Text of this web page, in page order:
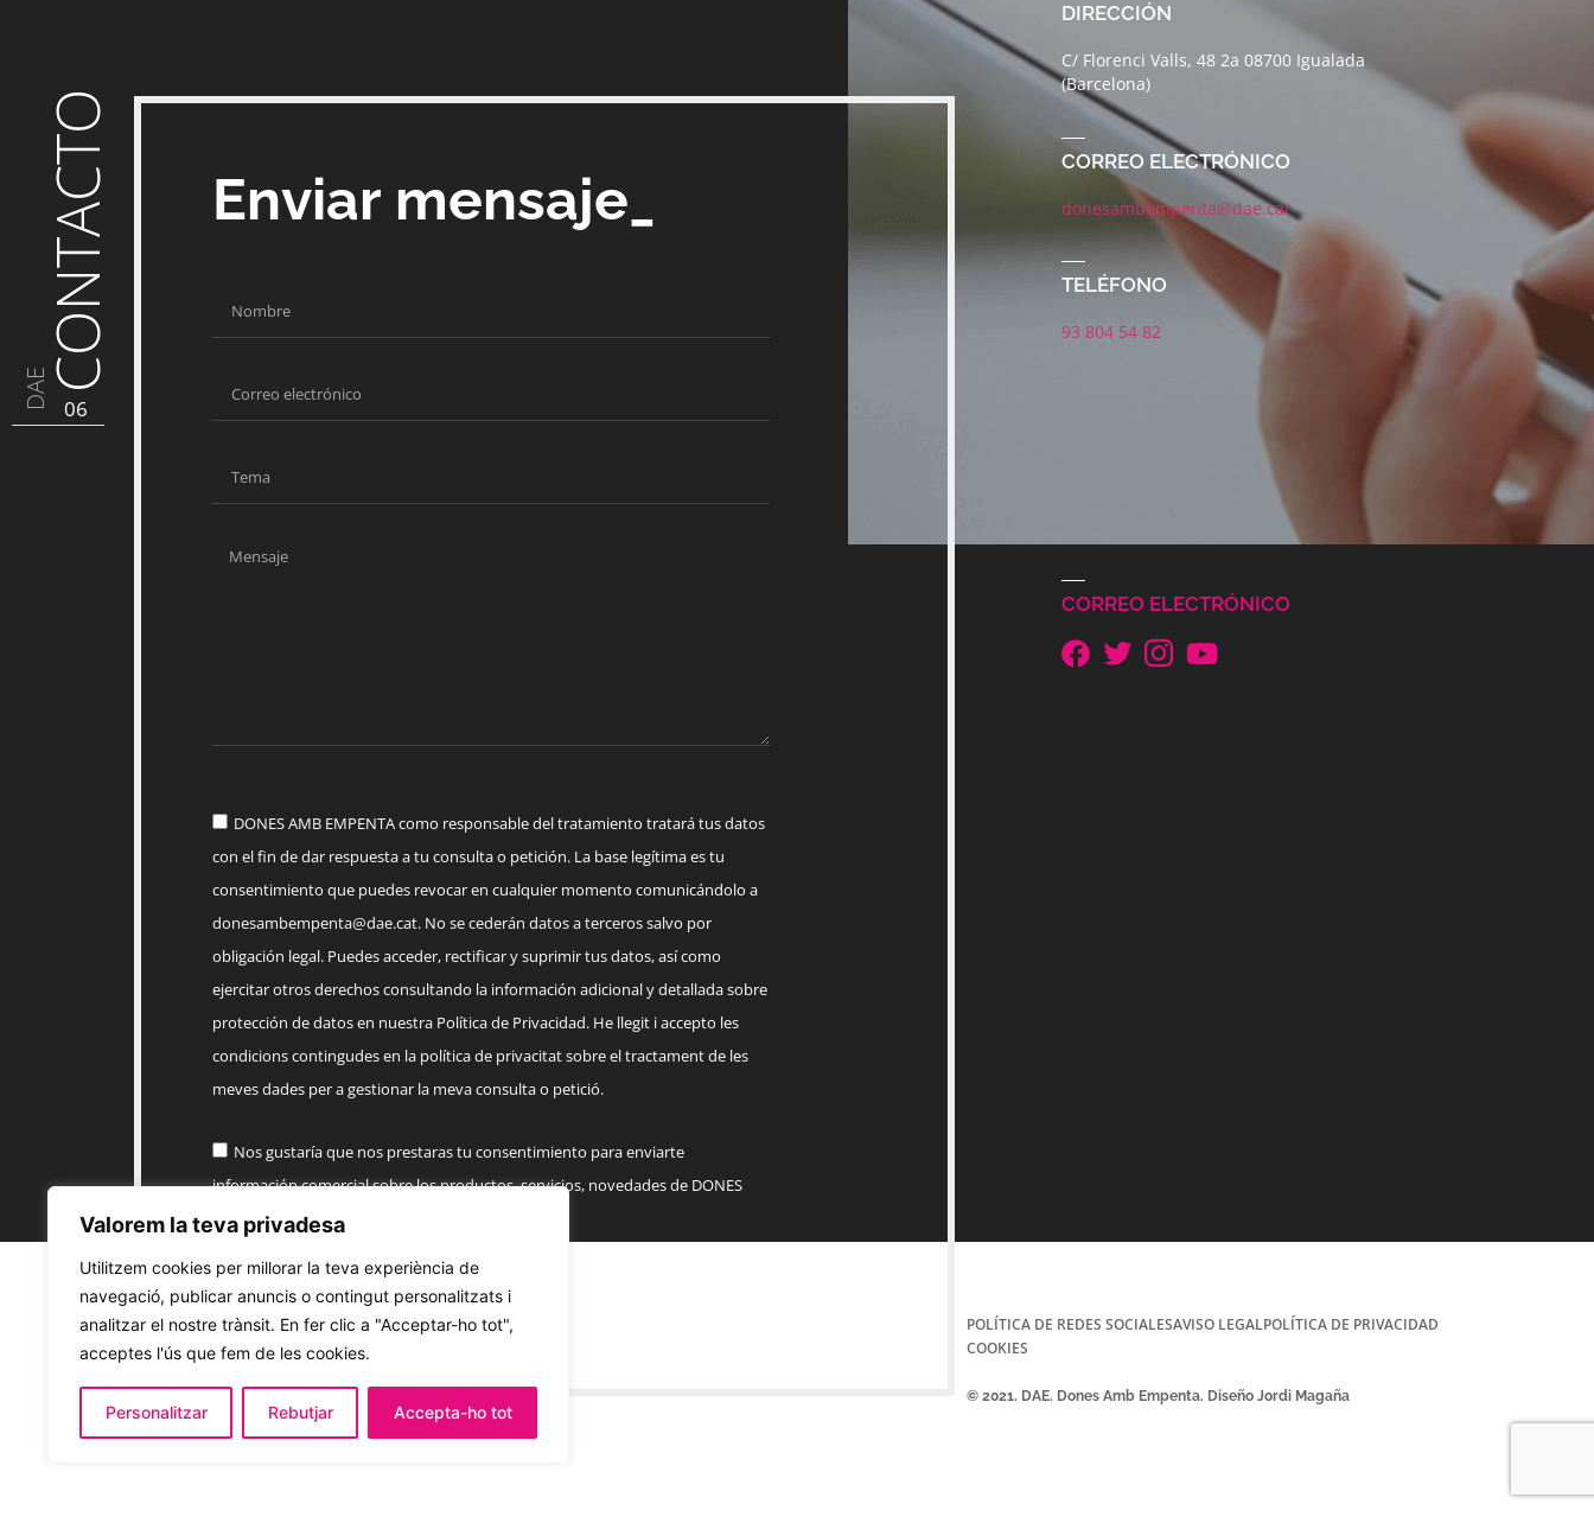
Valorem la teva privadesa
Utilitzem cookies per millorar la teva experiència de
navegació, publicar anuncis o contingut personalitzats i
analitzar el nostre trànsit. En fer clic a "Acceptar-ho tot",
acceptes l'ús que fem de les cookies.
Personalitzar Rebutjar Accepta-ho tot
DAE CONTACTO
06
Enviar mensaje_
DONES AMB EMPENTA como responsable del tratamiento tratará tus datos
con el fin de dar respuesta a tu consulta o petición. La base legítima es tu
consentimiento que puedes revocar en cualquier momento comunicándolo a
donesambempenta@dae.cat. No se cederán datos a terceros salvo por
obligación legal. Puedes acceder, rectificar y suprimir tus datos, así como
ejercitar otros derechos consultando la información adicional y detallada sobre
protección de datos en nuestra Política de Privacidad. He llegit i accepto les
condicions contingudes en la política de privacitat sobre el tractament de les
meves dades per a gestionar la meva consulta o petició.
Nos gustaría que nos prestaras tu consentimiento para enviarte
información comercial sobre los productos, servicios, novedades de DONES
AMB EMPENTA
Enviar
DIRECCIÓN
C/ Florenci Valls, 48 2a 08700 Igualada
(Barcelona)
CORREO ELECTRÓNICO
donesambempenta@dae.cat
TELÉFONO
93 804 54 82
CORREO ELECTRÓNICO
POLÍTICA DE REDES SOCIALESAVISO LEGALPOLÍTICA DE PRIVACIDAD
COOKIES
© 2021. DAE. Dones Amb Empenta. Diseño Jordi Magaña